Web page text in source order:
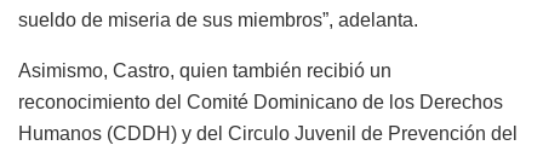
sueldo de miseria de sus miembros”, adelanta.
Asimismo, Castro, quien también recibió un
reconocimiento del Comité Dominicano de los Derechos
Humanos (CDDH) y del Circulo Juvenil de Prevención del